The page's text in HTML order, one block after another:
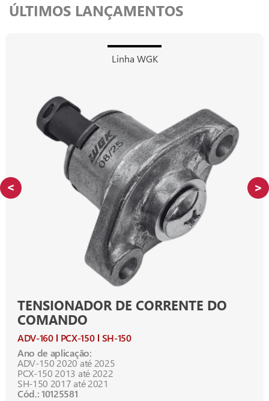
ÚLTIMOS LANÇAMENTOS
Linha WGK
TENSIONADOR DE CORRENTE DO
COMANDO
ADV-160 PCX-150 SH-150
Ano de aplicação:
ADV-150 2020 até 2025
PCX-150 2013 até 2022
SH-150 2017 até 2021
Cód.: 10125581